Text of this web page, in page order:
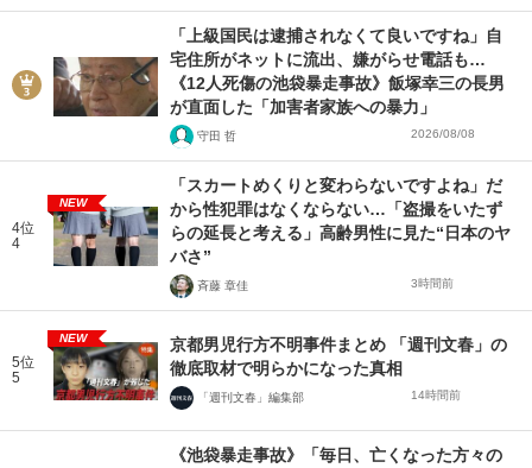
「上級国民は逮捕されなくて良いですね」自
宅住所がネットに流出、嫌がらせ電話も…
《12人死傷の池袋暴走事故》飯塚幸三の長男
が直面した「加害者家族への暴力」
守田 哲 2026/08/08
4位
4
NEW
「スカートめくりと変わらないですよね」だ
から性犯罪はなくならない…「盗撮をいたず
らの延長と考える」高齢男性に見た“日本のヤ
バさ”
斉藤 章佳 3時間前
5位
5
NEW
京都男児行方不明事件まとめ 「週刊文春」の
徹底取材で明らかになった真相
「週刊文春」編集部 14時間前
《池袋暴走事故》「毎日、亡くなった方々の